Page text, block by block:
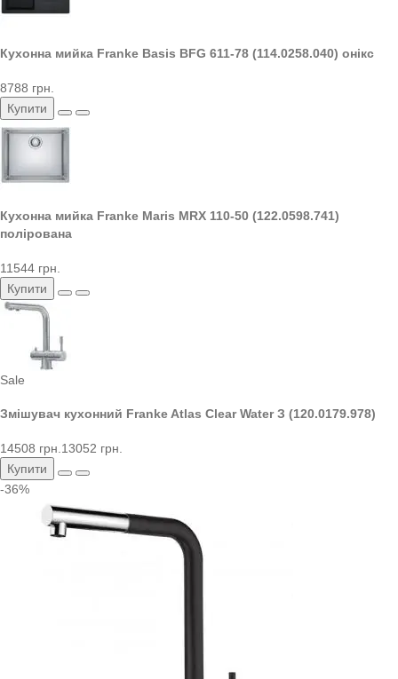
Кухонна мийка Franke Basis BFG 611-78 (114.0258.040) онікс
8788 грн.
Купити
Кухонна мийка Franke Maris MRX 110-50 (122.0598.741)
полірована
11544 грн.
Купити
Sale
Змішувач кухонний Franke Atlas Clear Water З (120.0179.978)
14508 грн. 13052 грн.
Купити
-36%